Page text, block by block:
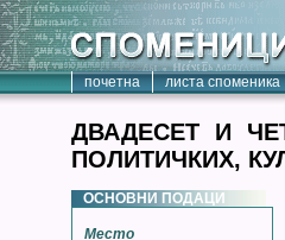
почетна листа споменика
ДВАДЕСЕТ И
ПОЛИТИЧКИХ,
ОСНОВНИ ПОДАЦИ
Место